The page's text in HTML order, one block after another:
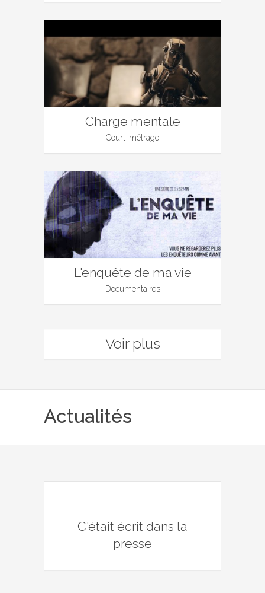
Charge mentale
Court-métrage
L'enquête de ma vie
Documentaires
Voir plus
Actualités
C'était écrit dans la
presse